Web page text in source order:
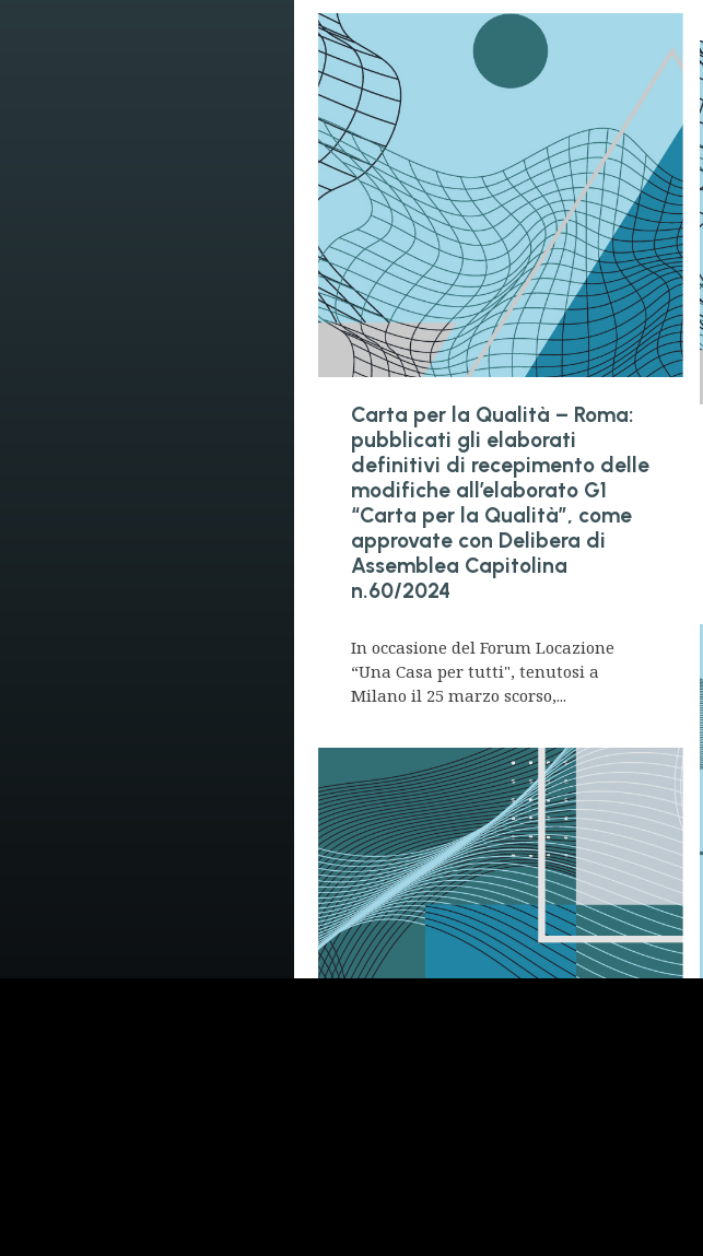
Carta per la Qualità – Roma:
pubblicati gli elaborati
definitivi di recepimento delle
modifiche all’elaborato G1
“Carta per la Qualità”, come
approvate con Delibera di
Assemblea Capitolina
n.60/2024
In occasione del Forum Locazione
“Una Casa per tutti", tenutosi a
Milano il 25 marzo scorso,...